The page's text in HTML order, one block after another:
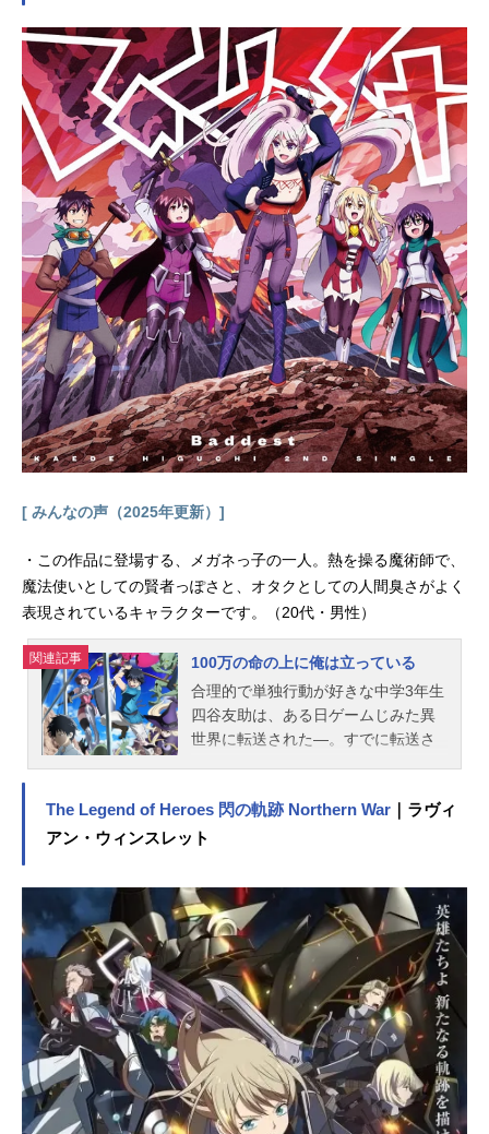
きず、技術的に不可能とされてきた
要素を備えていた＜InfiniteDendrogr
am＞は瞬く間に一大ムーブメントと
なって世界を席巻した。大学受験を
終えて東京で1人暮らしを始めた青
年・椋鳥玲二は、長い受験勉強の終
了を記念して、かねてより兄に誘わ
れていた＜InfiniteDendrogram＞を始
めるのだった──。作品名＜InfiniteDe
ndrogram＞-インフィニット・デンド
ログラム-放送形態TVアニメスケジュ
ール2020年1月9日（木）〜2020年4
月16日（木）AT-Xほか話数全13話キ
ャストレイ・スターリング（椋鳥玲
二）：斉藤壮馬ネメシス：大野柚布
子シュウ・スターリング：日野聡ル
ーク・ホームズ：小市眞琴バビロ
ン：高田憂希ユーゴー・レセップ
ス：村瀬歩キューコ：小倉唯マリ
作：海道左近（HJ文庫／ホビージャ
督：小林智樹キャラクターデザイ
ン：中田正彦（WHITEFOX）シリー
ロダクション・アイ音楽：平松建治
[ みんなの声（2025年更新）]
・この作品に登場する、メガネっ子の一人。熱を操る魔術師で、
魔法使いとしての賢者っぽさと、オタクとしての人間臭さがよく
表現されているキャラクターです。（20代・男性）
関連記事
100万の命の上に俺は立っている
合理的で単独行動が好きな中学3年生
四谷友助は、ある日ゲームじみた異
世界に転送された―。すでに転送さ
となった彼は、命を懸けたクエスト
に挑むことに。感情論を廃してすべ
襲い来る魔物、厄介な事件、そして
暗躍する強敵からパーティの全滅を
防ぎ、このゲームをクリアすること
ができるのか？作品名100万の命の上
に俺は立っている放送形態TVアニメ
スケジュール2020年10月2日（金）
～2020年12月18日（金）TOKYOMX
ほか話数全12話キャスト四谷友助：
上村祐翔新堂衣宇：久保田梨沙（保
科李沙）箱崎紅末：和氣あず未時舘
The Legend of Heroes 閃の軌跡 Northern War ｜ラヴィ
アン・ウィンスレット